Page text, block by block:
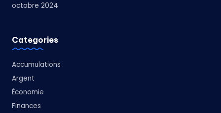
octobre 2024
Categories
Accumulations
Argent
Économie
Finances